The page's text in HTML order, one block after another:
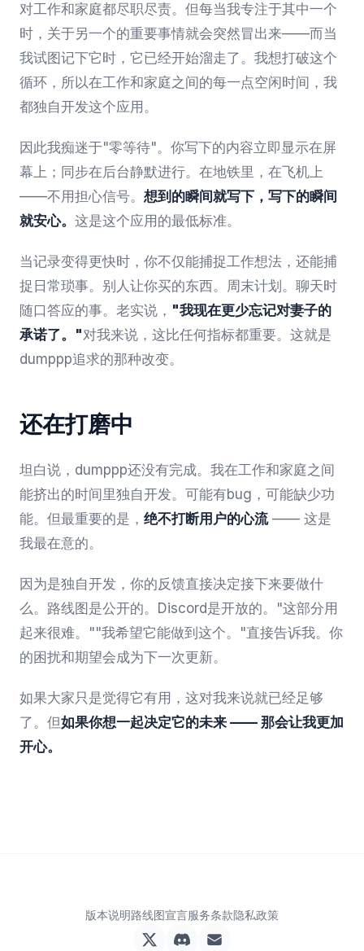
对工作和家庭都尽职尽责。但每当我专注于其中一个
时，关于另一个的重要事情就会突然冒出来——而当
我试图记下它时，它已经开始溜走了。我想打破这个
循环，所以在工作和家庭之间的每一点空闲时间，我
都独自开发这个应用。
因此我痴迷于"零等待"。你写下的内容立即显示在屏
幕上；同步在后台静默进行。在地铁里，在飞机上
——不用担心信号。 想到的瞬间就写下，写下的瞬间
就安心。 这是这个应用的最低标准。
当记录变得更快时，你不仅能捕捉工作想法，还能捕
捉日常琐事。别人让你买的东西。周末计划。聊天时
随口答应的事。老实说， "我现在更少忘记对妻子的
承诺了。"对我来说，这比任何指标都重要。这就是
dumppp追求的那种改变。
还在打磨中
坦白说，dumppp还没有完成。我在工作和家庭之间
能挤出的时间里独自开发。可能有bug，可能缺少功
能。但最重要的是， 绝不打断用户的心流—— 这是
我最在意的。
因为是独自开发，你的反馈直接决定接下来要做什
么。路线图是公开的。Discord是开放的。"这部分用
起来很难。""我希望它能做到这个。"直接告诉我。你
的困扰和期望会成为下一次更新。
如果大家只是觉得它有用，这对我来说就已经足够
了。但如果你想一起决定它的未来 —— 那会让我更加
开心。
版本说明路线图宣言服务条款隐私政策